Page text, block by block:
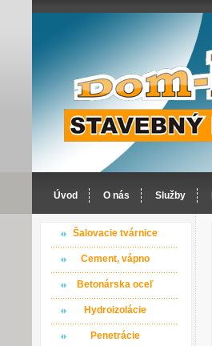
Úvod O nás Služby
Šalovacie tvárnice
Cement, vápno
Betonárska oceľ
Hydroizolácie
Penetrácie